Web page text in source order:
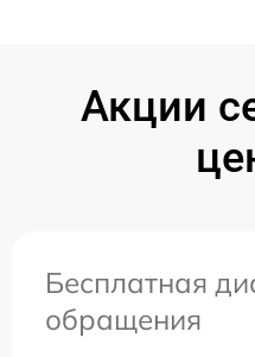
Акции
Бесплатная
обращения